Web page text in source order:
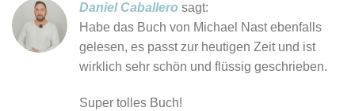
Daniel Caballero sagt:
Habe das Buch von Michael Nast ebenfalls
gelesen, es passt zur heutigen Zeit und ist
wirklich sehr schön und flüssig geschrieben.
Super tolles Buch!